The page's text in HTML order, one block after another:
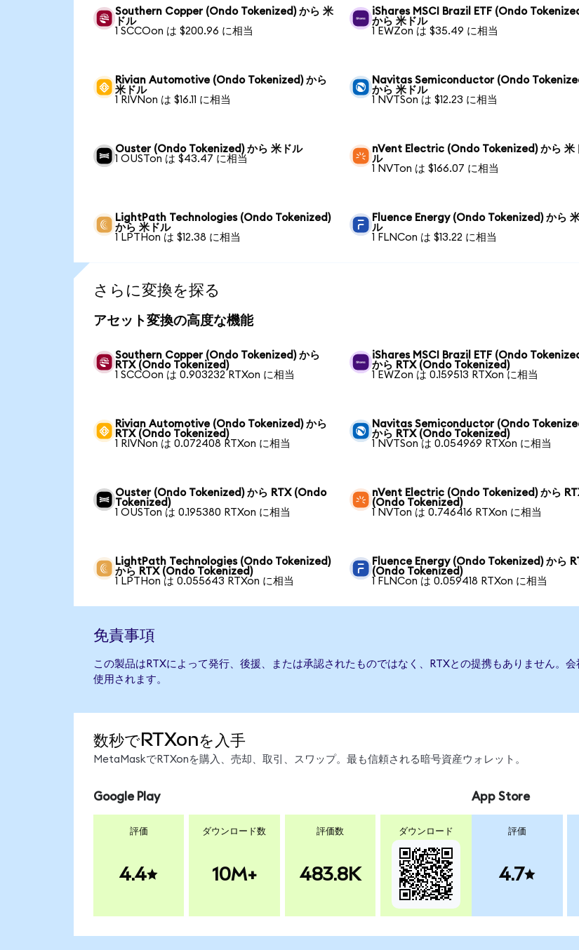
Southern Copper (Ondo Tokenized) から 米
ドル
1 SCCOon は $200.96 に相当
iShares MSCI Brazil ETF (Ondo
から 米ドル
1 EWZon は $35.49 に相当
Rivian Automotive (Ondo Tokenized) から
米ドル
1 RIVNon は $16.11 に相当
Navitas Semiconductor (Ondo
から 米ドル
1 NVTSon は $12.23 に相当
Ouster (Ondo Tokenized) から 米ドル
1 OUSTon は $43.47 に相当
nVent Electric (Ondo Tokenized) から 米
ル
1 NVTon は $166.07 に相当
LightPath Technologies (Ondo Tokenized)
から 米ドル
1 LPTHon は $12.38 に相当
Fluence Energy (Ondo Tokenized) から
ル
1 FLNCon は $13.22 に相当
さらに変換を探る
アセット変換の高度な機能
Southern Copper (Ondo Tokenized) から
RTX (Ondo Tokenized)
1 SCCOon は 0.903232 RTXon に相当
iShares MSCI Brazil ETF (Ondo
から RTX (Ondo Tokenized)
1 EWZon は 0.159513 RTXon に相当
Rivian Automotive (Ondo Tokenized) から
RTX (Ondo Tokenized)
1 RIVNon は 0.072408 RTXon に相当
Navitas Semiconductor (Ondo
から RTX (Ondo Tokenized)
1 NVTSon は 0.054969 RTXon に相当
Ouster (Ondo Tokenized) から RTX (Ondo
Tokenized)
1 OUSTon は 0.195380 RTXon に相当
nVent Electric (Ondo Tokenized) から
(Ondo Tokenized)
1 NVTon は 0.746416 RTXon に相当
LightPath Technologies (Ondo Tokenized)
から RTX (Ondo Tokenized)
1 LPTHon は 0.055643 RTXon に相当
Fluence Energy (Ondo Tokenized) から
(Ondo Tokenized)
1 FLNCon は 0.059418 RTXon に相当
免責事項
この製品はRTXによって発行、後援、または承認されたものではなく、RTXとの提携もありません。
使用されます。
数秒でRTXonを入手
MetaMaskでRTXonを購入、売却、取引、スワップ。最も信頼される暗号資産ウォレット。
Google Play
評価
4.4
ダウンロード数
10M+
評価数
483.8K
ダウンロード
App Store
評価
4.7